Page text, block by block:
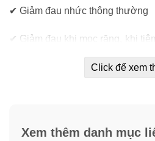
✔ Giảm đau nhức thông thường
✔ Giảm đau khi mọc răng, khi
Click để xem
Xem thêm danh mục